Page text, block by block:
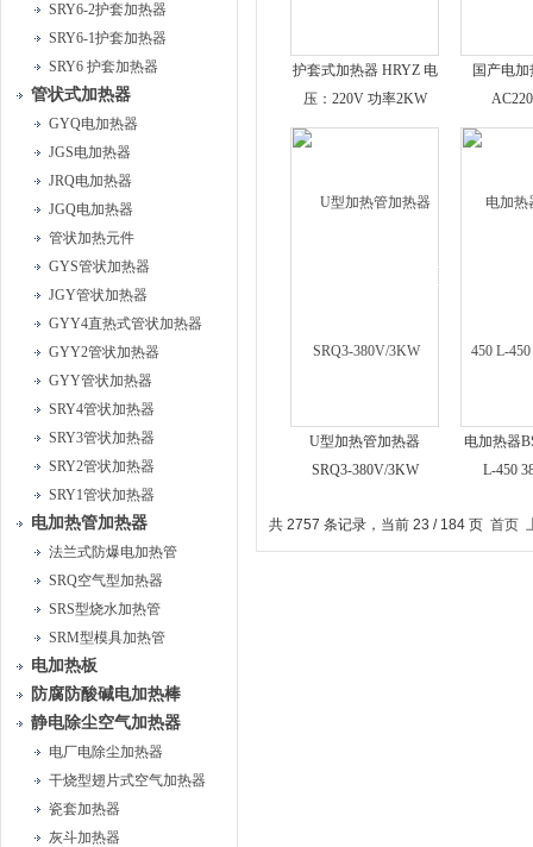
SRY6-2护套加热器
SRY6-1护套加热器
SRY6 护套加热器
管状式加热器
GYQ电加热器
JGS电加热器
JRQ电加热器
JGQ电加热器
管状加热元件
GYS管状加热器
JGY管状加热器
GYY4直热式管状加热器
GYY2管状加热器
GYY管状加热器
SRY4管状加热器
SRY3管状加热器
SRY2管状加热器
SRY1管状加热器
电加热管加热器
法兰式防爆电加热管
SRQ空气型加热器
SRS型烧水加热管
SRM型模具加热管
电加热板
防腐防酸碱电加热棒
静电除尘空气加热器
电厂电除尘加热器
干烧型翅片式空气加热器
瓷套加热器
灰斗加热器
护套式加热器 HRYZ 电
压：220V 功率2KW
国产电
U型加热管加热器
SRQ3-380V/3KW
电加热器
L-450
共 2757 条记录，当前 23 / 184 页 首页